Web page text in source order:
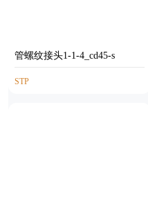
管螺纹接头1-1-4_cd45-s
STP